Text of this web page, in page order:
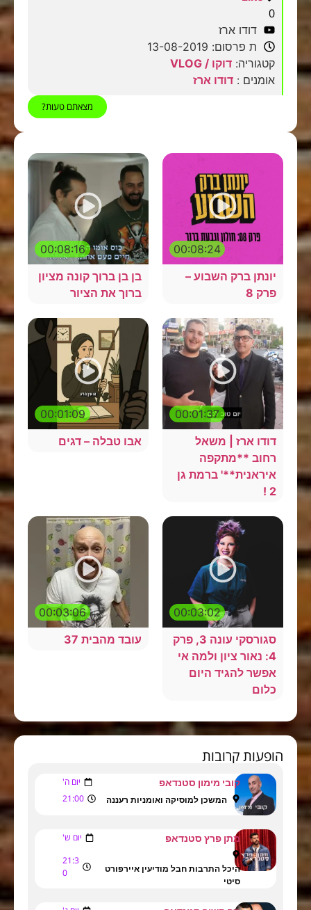
0
דודו ארז
ת פרסום: 13-08-2019
קטגוריה: דוקו / VLOG
אומנים : דודו ארז
מצאתם טעות?
00:08:24
יונתן ברק השבוע –
פרק 8
00:08:16
בן בן ברוך קונה מציון
ברוך את הציור
00:01:37
דודו ארז | משאל
רחוב **מתקפה
איראנית**' ברמת גן
2 !
00:01:09
אבו טבלה – דגים
00:03:02
סגורסקי עונה 3, פרק
4: נאור ציון ולמה אי
אפשר להגיד היום
כלום
00:03:06
עובד מהבית 37
הופעות קרובות
קובי מימון סטנדאפ יום ה'
המשכן למוסיקה ואומניות רעננה 21:00
מתן פרץ סטנדאפ יום ש'
היכל התרבות חבל מודיעין איירפורט
סיטי
21:3
0